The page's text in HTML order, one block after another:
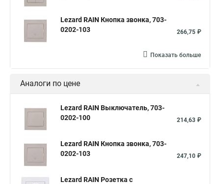
Lezard RAIN Кнопка звонка, 703-
0202-103
266,75 ₽
Показать больше
Аналоги по цене
Lezard RAIN Выключатель, 703-
0202-100
214,63 ₽
Lezard RAIN Кнопка звонка, 703-
0202-103
247,10 ₽
Lezard RAIN Розетка с